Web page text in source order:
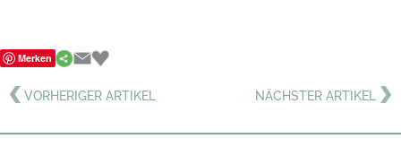
Merken
VORHERIGER ARTIKEL NÄCHSTER ARTIKEL